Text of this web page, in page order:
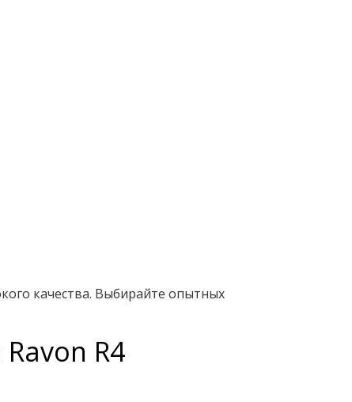
качества. Выбирайте опытных
R4